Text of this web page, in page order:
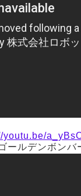
youtu.be/
ールデンボンバ